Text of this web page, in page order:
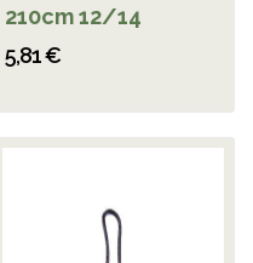
210cm 12/14
5,81 €